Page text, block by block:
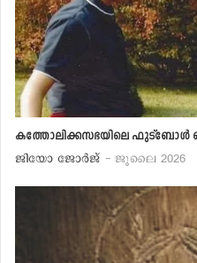
കത്തോലിക്കസഭയിലെ ഫുട്‌ബോള്‍
ജിയോ ജോര്‍ജ് - ജൂലൈ 2026